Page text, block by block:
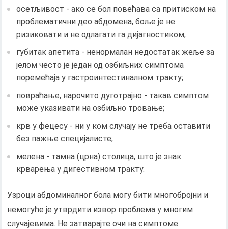
осетљивост - ако се бол повећава са притиском на
проблематични део абдомена, боље је не
ризиковати и не одлагати га дијагностиком;
губитак апетита - ненормалан недостатак жеље за
јелом често је један од озбиљних симптома
поремећаја у гастроинтестиналном тракту;
повраћање, нарочито дуготрајно - такав симптом
може указивати на озбиљно тровање;
крв у фецесу - ни у ком случају не треба оставити
без пажње специјалисте;
мелена - тамна (црна) столица, што је знак
крварења у дигестивном тракту.
Узроци абдоминалног бола могу бити многобројни и
немогуће је утврдити извор проблема у многим
случајевима. Не затварајте очи на симптоме